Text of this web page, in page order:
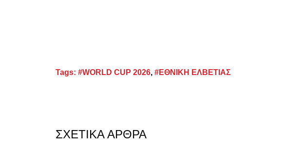
Tags: #WORLD CUP 2026, #ΕΘΝΙΚΗ ΕΛΒΕΤΙΑΣ
ΣΧΕΤΙΚΆ ΆΡΘΡΑ